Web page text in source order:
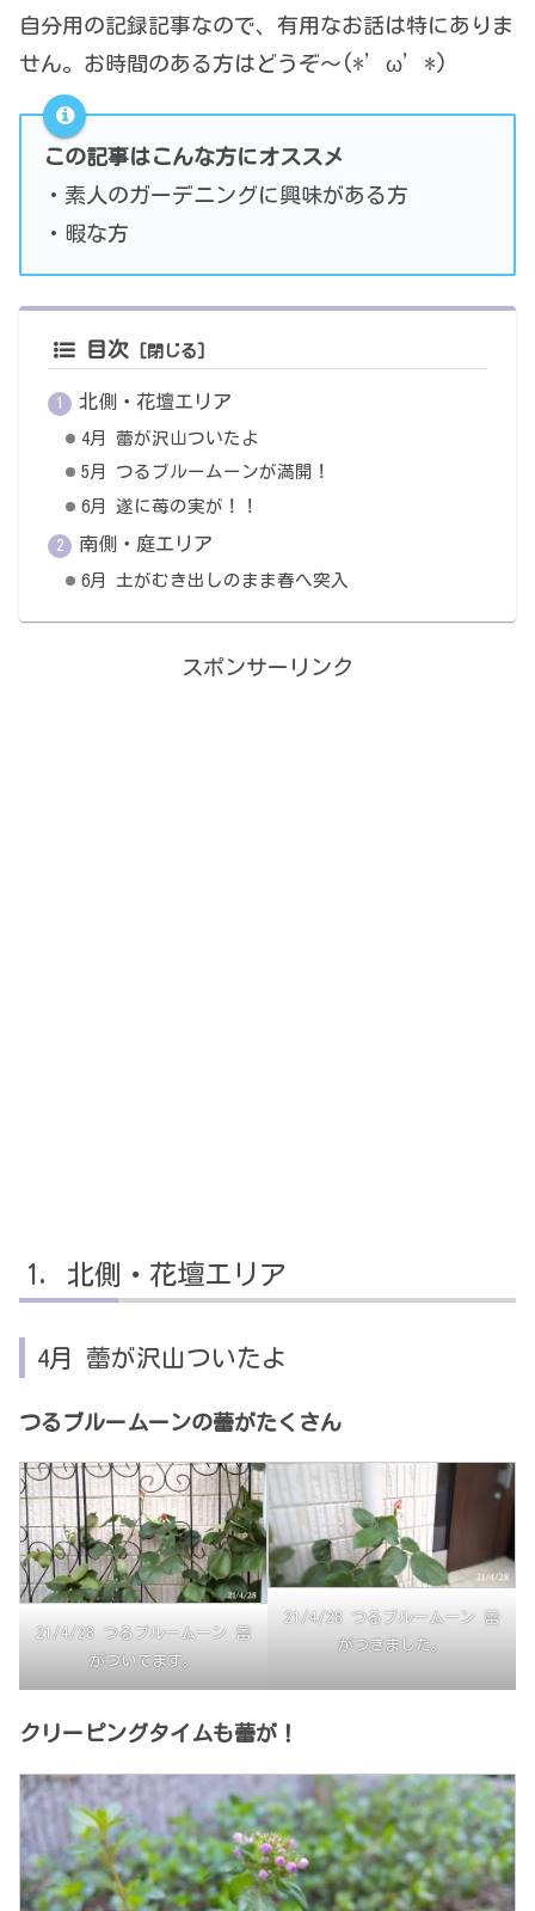
自分用の記録記事なので、有用なお話は特にありま
せん。お時間のある方はどうぞ～(*’ω’*)
この記事はこんな方にオススメ
・素人のガーデニングに興味がある方
・暇な方
目次
北側・花壇エリア
4月 蕾が沢山ついたよ
5月 つるブルームーンが満開！
6月 遂に苺の実が！！
南側・庭エリア
6月 土がむき出しのまま春へ突入
スポンサーリンク
北側・花壇エリア
4月 蕾が沢山ついたよ
つるブルームーンの蕾がたくさん
21/4/28 つるブルームーン 蕾
がついてます。
21/4/28 つるブルームーン 蕾
がつきました。
クリーピングタイムも蕾が！